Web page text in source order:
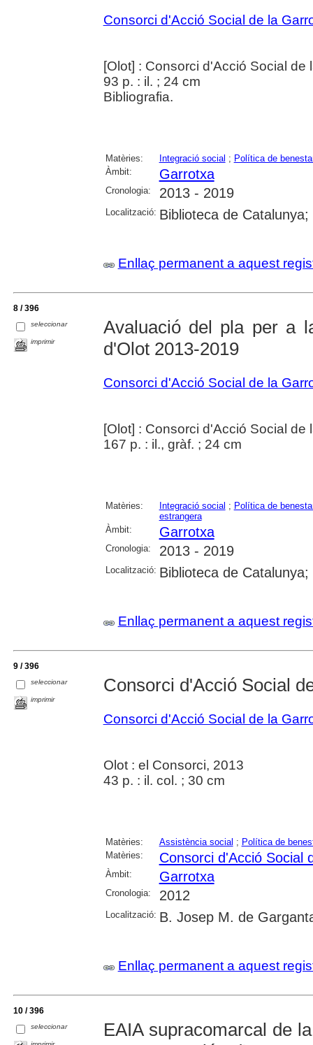
Consorci d'Acció Social de la
[Olot] : Consorci d'Acció Social de
93 p. : il. ; 24 cm
Bibliografia.
Matèries: Integració social ; Política de
Àmbit:
Garrotxa
Cronologia: 2013 - 2019
Localització: Biblioteca de
Enllaç permanent a aquest
8 / 396
seleccionar
imprimir
Avaluació del pla per a
d'Olot 2013-2019
Consorci d'Acció Social de la
[Olot] : Consorci d'Acció Social de
167 p. : il., gràf. ; 24 cm
Matèries: Integració social ; Política de
estrangera
Àmbit:
Garrotxa
Cronologia: 2013 - 2019
Localització: Biblioteca de
Enllaç permanent a aquest
9 / 396
seleccionar
imprimir
Consorci d'Acció Social
Consorci d'Acció Social de la
Olot : el Consorci, 2013
43 p. : il. col. ; 30 cm
Matèries: Assistència social ; Política de
Matèries:
Consorci d'Acció Social
Àmbit: Garrotxa
Cronologia: 2012
Localització: B. Josep M. de
Enllaç permanent a aquest
10 / 396
seleccionar
EAIA supracomarcal de